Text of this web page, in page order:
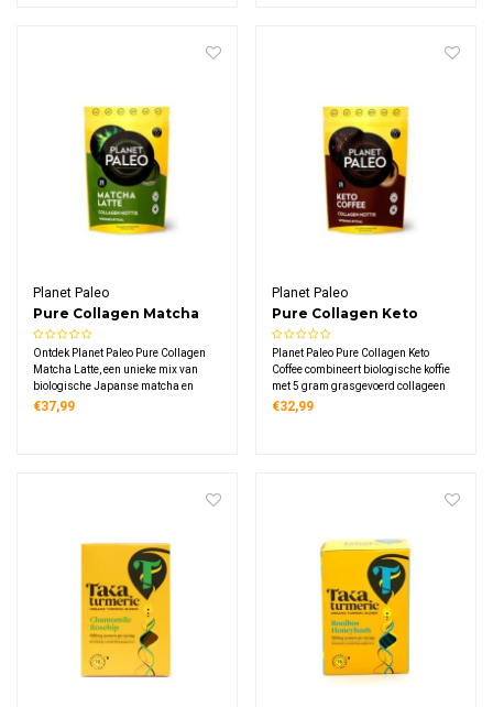
Planet Paleo
Pure Collagen Matcha
Latte
Ontdek Planet Paleo Pure Collagen
Matcha Latte, een unieke mix van
biologische Japanse matcha en
premium rundercollageen van
€37,99
Planet Paleo
Pure Collagen Keto
Coffee
Planet Paleo Pure Collagen Keto
Coffee combineert biologische koffie
met 5 gram grasgevoerd collageen
en MCT-poeder. 4,9 gram eiwit per
€32,99